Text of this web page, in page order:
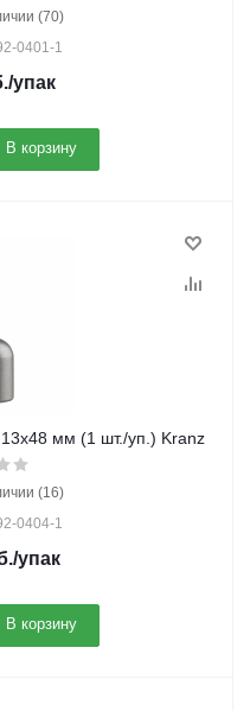
(70)
0401-1
/упак
В корзину
мм (1 шт./уп.) Kranz
(16)
0404-1
/упак
В корзину